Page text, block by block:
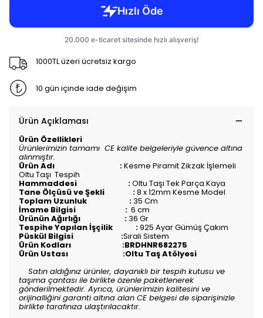
1000TL üzeri ücretsiz kargo
10 gün içinde iade değişim
Ürün Açıklaması
Ürün Özellikleri
Ürünlerimizin tamamı CE kalite belgeleriyle güvence altına
alınmıştır.
Ürün Adı :Kesme Piramit Zikzak İşlemeli
Oltu Taşı Tespih
Hammaddesi :Oltu Taşı Tek Parça Kaya
Tane Ölçüsü ve Şekli :8 x 12mm Kesme Model
Toplam Uzunluk :35 Cm
İmame Bilgisi : 6 cm
Ürünün Ağırlığı :36 Gr
Tespihe Yapılan İşçilik :925 Ayar Gümüş Çakım
Püskül Bilgisi :Sıralı Sistem
Ürün Kodları :BRDHNR682275
Ürün Ustası :Oltu Taş Atölyesi
Satın aldığınız ürünler, dayanıklı bir tespih kutusu ve
taşıma çantası ile birlikte özenle paketlenerek
gönderilmektedir. Ayrıca, ürünlerimizin kalitesini ve
orijinalliğini garanti altına alan CE belgesi de siparişinizle
birlikte tarafınıza ulaştırılacaktır.